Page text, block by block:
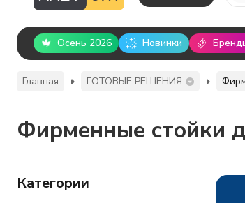
Осень 2026 Новинки
Главная ГОТОВЫЕ РЕШЕНИЯ
Фирменные стойки
Категории